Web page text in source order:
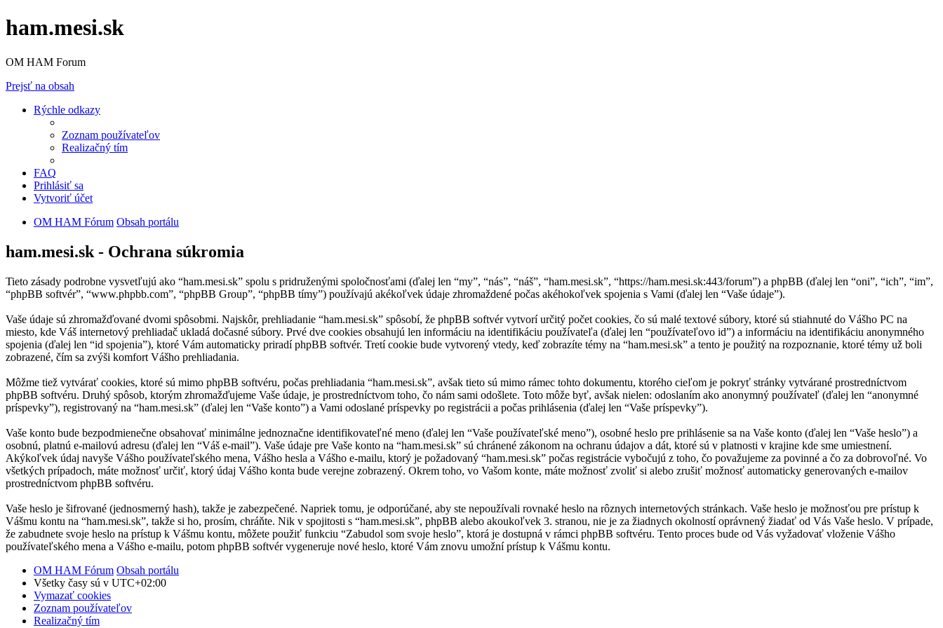
ham.mesi.sk
OM HAM Forum
Prejsť na obsah
Rýchle odkazy
Zoznam používateľov
Realizačný tím
FAQ
Prihlásiť sa
Vytvoriť účet
OM HAM Fórum Obsah portálu
ham.mesi.sk - Ochrana súkromia
Tieto zásady podrobne vysvetľujú ako “ham.mesi.sk” spolu s pridruženými spoločnosťami (ďalej len “my”, “nás”, “náš”, “ham.mesi.sk”, “https://ham.mesi.sk:443/forum”) a phpBB (ďalej len “oni”, “ich”, “im”,
“phpBB softvér”, “www.phpbb.com”, “phpBB Group”, “phpBB tímy”) používajú akékoľvek údaje zhromaždené počas akéhokoľvek spojenia s Vami (ďalej len “Vaše údaje”).
Vaše údaje sú zhromažďované dvomi spôsobmi. Najskôr, prehliadanie “ham.mesi.sk” spôsobí, že phpBB softvér vytvorí určitý počet cookies, čo sú malé textové súbory, ktoré sú stiahnuté do Vášho PC na
miesto, kde Váš internetový prehliadač ukladá dočasné súbory. Prvé dve cookies obsahujú len informáciu na identifikáciu používateľa (ďalej len “používateľovo id”) a informáciu na identifikáciu anonymného
spojenia (ďalej len “id spojenia”), ktoré Vám automaticky priradí phpBB softvér. Tretí cookie bude vytvorený vtedy, keď zobrazíte témy na “ham.mesi.sk” a tento je použitý na rozpoznanie, ktoré témy už boli
zobrazené, čím sa zvýši komfort Vášho prehliadania.
Môžme tiež vytvárať cookies, ktoré sú mimo phpBB softvéru, počas prehliadania “ham.mesi.sk”, avšak tieto sú mimo rámec tohto dokumentu, ktorého cieľom je pokryť stránky vytvárané prostredníctvom
phpBB softvéru. Druhý spôsob, ktorým zhromažďujeme Vaše údaje, je prostredníctvom toho, čo nám sami odošlete. Toto môže byť, avšak nielen: odoslaním ako anonymný používateľ (ďalej len “anonymné
príspevky”), registrovaný na “ham.mesi.sk” (ďalej len “Vaše konto”) a Vami odoslané príspevky po registrácii a počas prihlásenia (ďalej len “Vaše príspevky”).
Vaše konto bude bezpodmienečne obsahovať minimálne jednoznačne identifikovateľné meno (ďalej len “Vaše používateľské meno”), osobné heslo pre prihlásenie sa na Vaše konto (ďalej len “Vaše heslo”) a
osobnú, platnú e-mailovú adresu (ďalej len “Váš e-mail”). Vaše údaje pre Vaše konto na “ham.mesi.sk” sú chránené zákonom na ochranu údajov a dát, ktoré sú v platnosti v krajine kde sme umiestnení.
Akýkoľvek údaj navyše Vášho používateľského mena, Vášho hesla a Vášho e-mailu, ktorý je požadovaný “ham.mesi.sk” počas registrácie vybočujú z toho, čo považujeme za povinné a čo za dobrovoľné. Vo
všetkých prípadoch, máte možnosť určiť, ktorý údaj Vášho konta bude verejne zobrazený. Okrem toho, vo Vašom konte, máte možnosť zvoliť si alebo zrušiť možnosť automaticky generovaných e-mailov
prostredníctvom phpBB softvéru.
Vaše heslo je šifrované (jednosmerný hash), takže je zabezpečené. Napriek tomu, je odporúčané, aby ste nepoužívali rovnaké heslo na rôznych internetových stránkach. Vaše heslo je možnosťou pre prístup k
Vášmu kontu na “ham.mesi.sk”, takže si ho, prosím, chráňte. Nik v spojitosti s “ham.mesi.sk”, phpBB alebo akoukoľvek 3. stranou, nie je za žiadnych okolností oprávnený žiadať od Vás Vaše heslo. V prípade,
že zabudnete svoje heslo na prístup k Vášmu kontu, môžete použiť funkciu “Zabudol som svoje heslo”, ktorá je dostupná v rámci phpBB softvéru. Tento proces bude od Vás vyžadovať vloženie Vášho
používateľského mena a Vášho e-mailu, potom phpBB softvér vygeneruje nové heslo, ktoré Vám znovu umožní prístup k Vášmu kontu.
OM HAM Fórum Obsah portálu
Všetky časy sú v UTC+02:00
Vymazať cookies
Zoznam používateľov
Realizačný tím